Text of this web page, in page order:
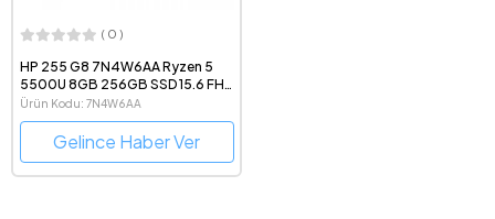
( 0 )
HP 255 G8 7N4W6AA Ryzen 5
5500U 8GB 256GB SSD 15.6 FHD
FreeDOS
Ürün Kodu: 7N4W6AA
Gelince Haber Ver